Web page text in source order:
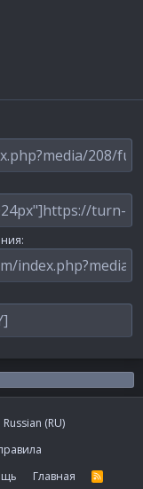
почта
Russian (RU)
Главная
R